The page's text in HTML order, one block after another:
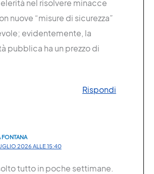
nel risolvere minacce
nuove “misure di sicurezza”
evidentemente, la
pubblica ha un prezzo di
Rispondi
FONTANA
2026 ALLE 15:40
tutto in poche settimane.